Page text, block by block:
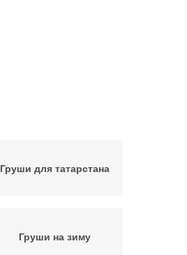
Груши для татарстана
Груши на зиму